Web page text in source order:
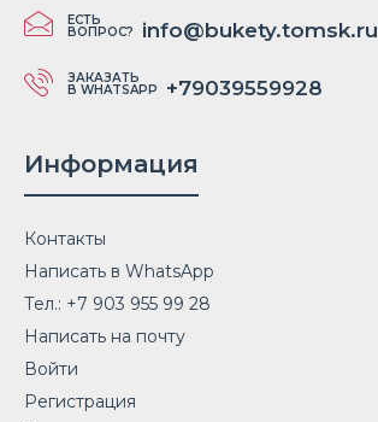
ЕСТЬ
ВОПРОС? info@bukety.tomsk.ru
ЗАКАЗАТЬ
В WHATSAPP +79039559928
Информация
Контакты
Написать в WhatsApp
Тел.: +7 903 955 99 28
Написать на почту
Войти
Регистрация